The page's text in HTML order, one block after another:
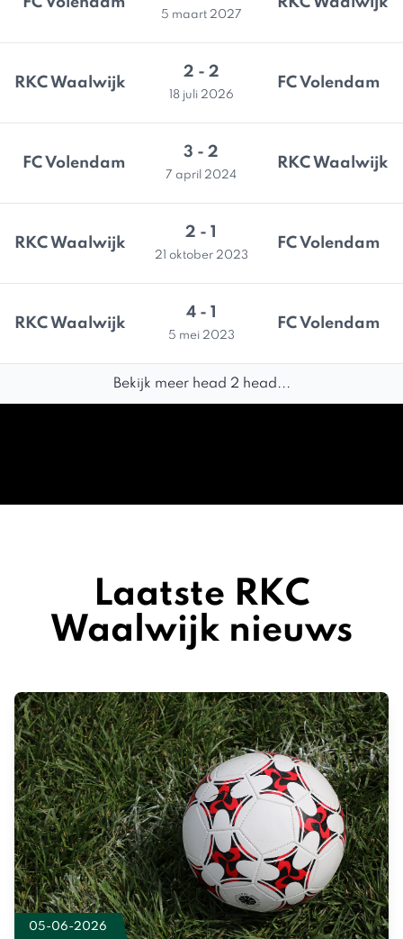
5 maart 2027
RKC Waalwijk
2 - 2
18 juli 2026
FC Volendam
FC Volendam
3 - 2
7 april 2024
RKC Waalwijk
RKC Waalwijk
2 - 1
21 oktober 2023
FC Volendam
RKC Waalwijk
4 - 1
5 mei 2023
FC Volendam
Bekijk meer head 2 head...
Laatste RKC
Waalwijk nieuws
05-06-2026